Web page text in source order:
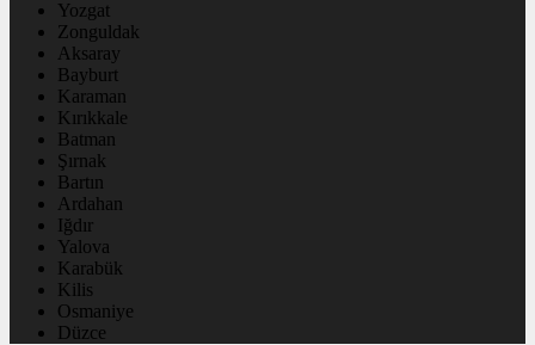
Yozgat
Zonguldak
Aksaray
Bayburt
Karaman
Kırıkkale
Batman
Şırnak
Bartın
Ardahan
Iğdır
Yalova
Karabük
Kilis
Osmaniye
Düzce